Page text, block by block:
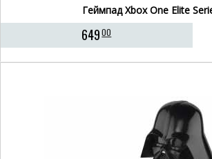
Геймпад Xbox One Elite
64900